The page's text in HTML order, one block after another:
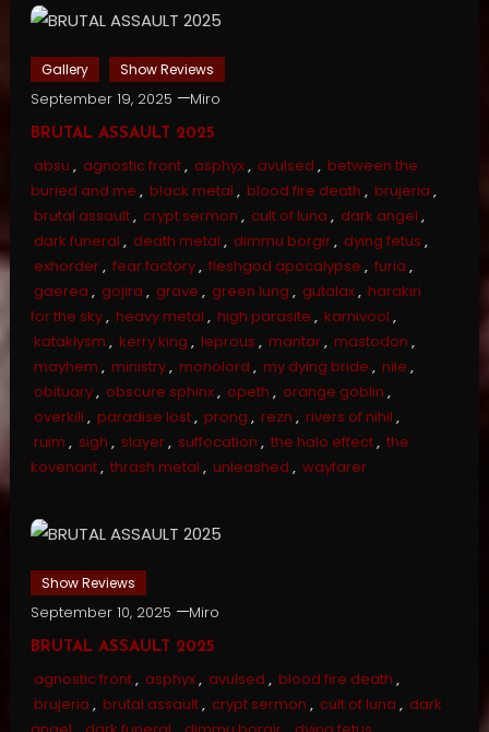
Gallery Show Reviews
September 19, 2025 Miro
BRUTAL ASSAULT 2025
absu , agnostic front, asphyx, avulsed , between the
buried and me , black metal , blood fire death , brujeria ,
brutal assault, crypt sermon , cult of luna , dark angel ,
dark funeral , death metal , dimmu borgir, dying fetus ,
exhorder, fear factory, fleshgod apocalypse , furia ,
gaerea , gojira , grave , green lung , gutalax, harakiri
for the sky, heavy metal , high parasite , karnivool ,
kataklysm , kerry king , leprous , mantar, mastodon ,
mayhem , ministry, monolord , my dying bride , nile ,
obituary, obscure sphinx, opeth , orange goblin ,
overkill , paradise lost, prong , rezn , rivers of nihil ,
ruim , sigh , slayer, suffocation , the halo effect, the
kovenant, thrash metal , unleashed , wayfarer
Show Reviews
September 10, 2025 Miro
BRUTAL ASSAULT 2025
agnostic front, asphyx, avulsed , blood fire death ,
brujeria , brutal assault, crypt sermon , cult of luna , dark